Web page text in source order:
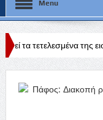
Menu
της εισβολής